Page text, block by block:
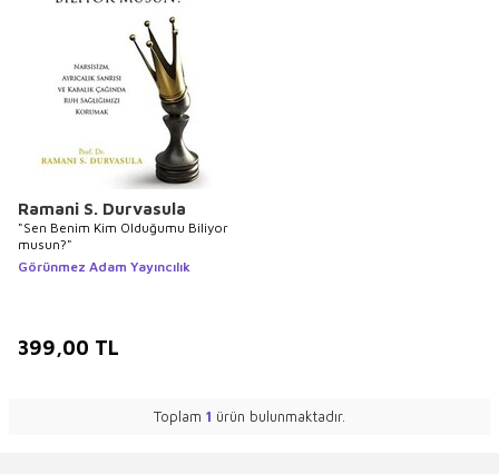
Ramani S. Durvasula
"Sen Benim Kim Olduğumu Biliyor
musun?"
Görünmez Adam Yayıncılık
399,00 TL
Toplam 1 ürün bulunmaktadır.